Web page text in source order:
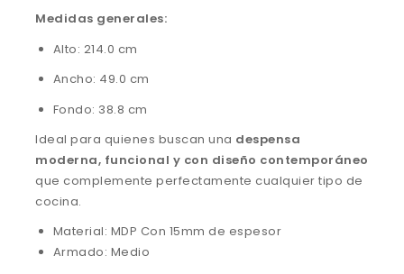
Medidas generales:
Alto: 214.0 cm
Ancho: 49.0 cm
Fondo: 38.8 cm
Ideal para quienes buscan una despensa
moderna, funcional y con diseño contemporáneo
que complemente perfectamente cualquier tipo de
cocina.
Material: MDP Con 15mm de espesor
Armado: Medio